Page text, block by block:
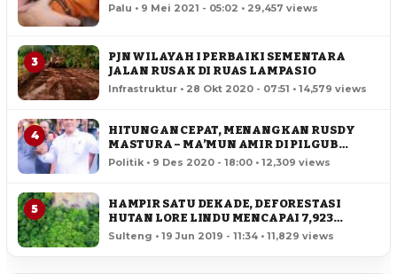
Palu • 9 Mei 2021 - 05:02 • 29,457 views
3
PJN WILAYAH I PERBAIKI SEMENTARA
JALAN RUSAK DI RUAS LAMPASIO
Infrastruktur • 28 Okt 2020 - 07:51 • 14,579 views
4
HITUNGAN CEPAT, MENANGKAN RUSDY
MASTURA – MA’MUN AMIR DI PILGUB
SULTENG
Politik • 9 Des 2020 - 18:00 • 12,309 views
5
HAMPIR SATU DEKADE, DEFORESTASI
HUTAN LORE LINDU MENCAPAI 7,923
HEKTAR
Sulteng • 19 Jun 2019 - 11:34 • 11,829 views